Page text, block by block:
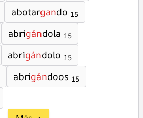
abotargando 15
abrigándola 15
abrigándolo 15
abrigándoos 15